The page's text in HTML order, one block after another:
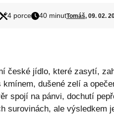
4 porce 40 minutTomáš, 09. 02.
české jídlo, které zasytí,
dušené zelí a
spojí na pánvi, dochutí
surovinách, ale výsledkem